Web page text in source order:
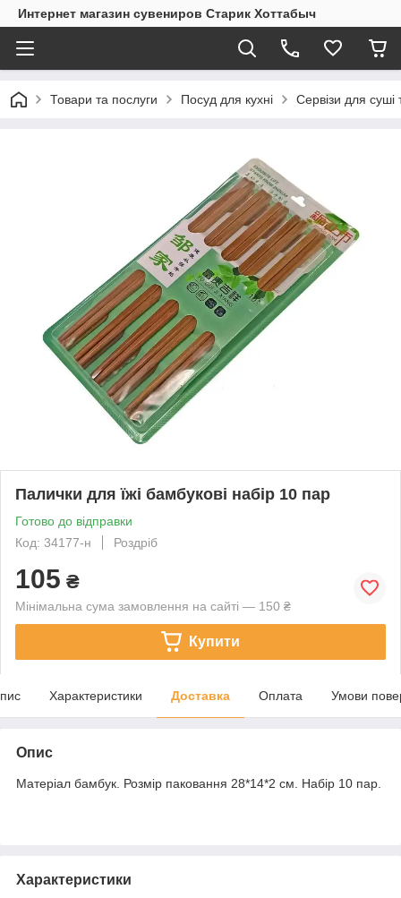
Интернет магазин сувениров Старик Хоттабыч
Товари та послуги Посуд для кухні Сервізи для суші
Палички для їжі бамбукові набір 10 пар
Готово до відправки
Код: 34177-н
Роздріб
105 ₴
Мінімальна сума замовлення на сайті — 150 ₴
Купити
Характеристики Доставка Оплата Умови
Опис
Матеріал бамбук. Розмір паковання 28*14*2 см. Набір 10 пар.
Характеристики